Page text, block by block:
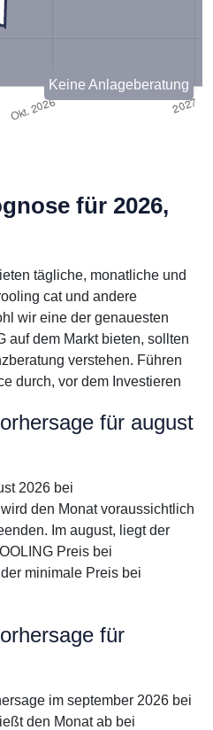
Keine Anlageberatung
für 2026,
tägliche, monatliche und
cat und andere
wir eine der genauesten
auf dem Markt bieten, sollten
verstehen. Führen
durch, vor dem Investieren
für august
2026 bei
den Monat voraussichtlich
Im august, liegt der
Preis bei
minimale Preis bei
für
im september 2026 bei
den Monat ab bei